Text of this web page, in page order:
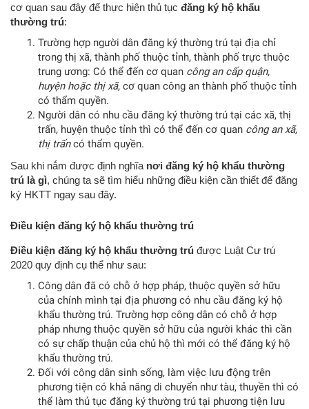
cơ quan sau đây để thực hiện thủ tục đăng ký hộ khẩu
thường trú:
Trường hợp người dân đăng ký thường trú tại địa chỉ
trong thị xã, thành phố thuộc tỉnh, thành phố trực thuộc
trung ương: Có thể đến cơ quan công an cấp quận,
huyện hoặc thị xã, cơ quan công an thành phố thuộc tỉnh
có thẩm quyền.
Người dân có nhu cầu đăng ký thường trú tại các xã, thị
trấn, huyện thuộc tỉnh thì có thể đến cơ quan công an xã,
thị trấncó thẩm quyền.
Sau khi nắm được định nghĩa nơi đăng ký hộ khẩu thường
trú là gì, chúng ta sẽ tìm hiểu những điều kiện cần thiết để đăng
ký HKTT ngay sau đây.
Điều kiện đăng ký hộ khẩu thường trú
Điều kiện đăng ký hộ khẩu thường trú được Luật Cư trú
2020 quy định cụ thể như sau:
Công dân đã có chỗ ở hợp pháp, thuộc quyền sở hữu
của chính mình tại địa phương có nhu cầu đăng ký hộ
khẩu thường trú. Trường hợp công dân có chỗ ở hợp
pháp nhưng thuộc quyền sở hữu của người khác thì cần
có sự chấp thuận của chủ hộ thì mới có thể đăng ký hộ
khẩu thường trú.
Đối với công dân sinh sống, làm việc lưu động trên
phương tiện có khả năng di chuyển như tàu, thuyền thì có
thể làm thủ tục đăng ký thường trú tại phương tiện lưu